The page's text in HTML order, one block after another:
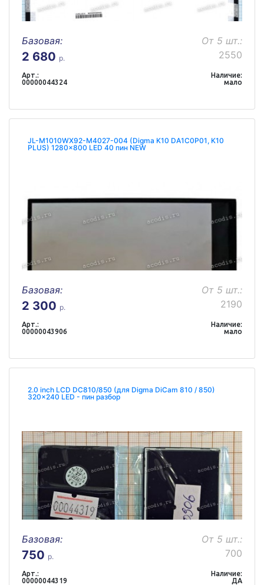
Базовая:
2 680 р.
От 5 шт.:
2550
Арт.:
00000044324
Наличие:
мало
JL-M1010WX92-M4027-004 (Digma K10 DA1C0P01, K10
PLUS) 1280x800 LED 40 пин NEW
Базовая:
2 300 р.
От 5 шт.:
2190
Арт.:
00000043906
Наличие:
мало
2.0 inch LCD DC810/850 (для Digma DiCam 810 / 850)
320x240 LED - пин разбор
Базовая:
750 р.
От 5 шт.:
700
Арт.:
00000044319
Наличие:
ДА